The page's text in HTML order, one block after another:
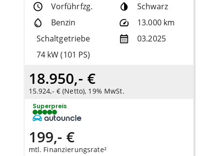
Vorführfzg.
Schwarz
Benzin
13.000 km
Schaltgetriebe
03.2025
74 kW (101 PS)
18.950,- €
15.924,- € (Netto), 19% MwSt.
Superpreis
199,- €
mtl. Finanzierungsrate²